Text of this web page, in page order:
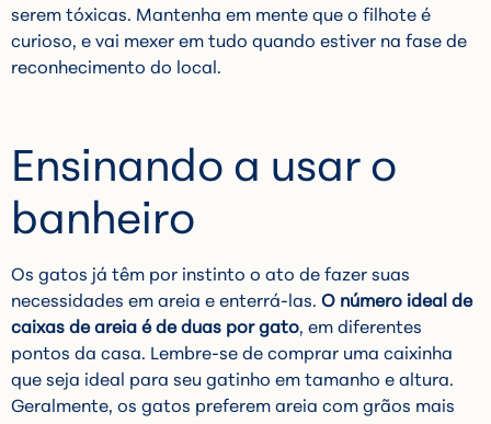
serem tóxicas. Mantenha em mente que o filhote é
curioso, e vai mexer em tudo quando estiver na fase de
reconhecimento do local.
Ensinando a usar o
banheiro
Os gatos já têm por instinto o ato de fazer suas
necessidades em areia e enterrá-las. O número ideal de
caixas de areia é de duas por gato, em diferentes
pontos da casa. Lembre-se de comprar uma caixinha
que seja ideal para seu gatinho em tamanho e altura.
Geralmente, os gatos preferem areia com grãos mais